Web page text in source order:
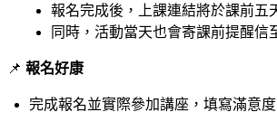
報名完成後，上課連結將於課前五
同時，活動當天也會寄課前提醒信
📌 報名好康
完成報名並實際參加講座，填寫滿意